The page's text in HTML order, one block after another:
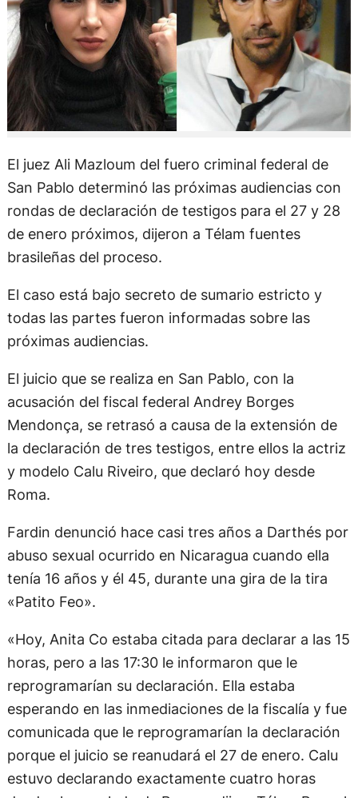
El juez Ali Mazloum del fuero criminal federal de
San Pablo determinó las próximas audiencias con
rondas de declaración de testigos para el 27 y 28
de enero próximos, dijeron a Télam fuentes
brasileñas del proceso.
El caso está bajo secreto de sumario estricto y
todas las partes fueron informadas sobre las
próximas audiencias.
El juicio que se realiza en San Pablo, con la
acusación del fiscal federal Andrey Borges
Mendonça, se retrasó a causa de la extensión de
la declaración de tres testigos, entre ellos la actriz
y modelo Calu Riveiro, que declaró hoy desde
Roma.
Fardin denunció hace casi tres años a Darthés por
abuso sexual ocurrido en Nicaragua cuando ella
tenía 16 años y él 45, durante una gira de la tira
«Patito Feo».
«Hoy, Anita Co estaba citada para declarar a las 15
horas, pero a las 17:30 le informaron que le
reprogramarían su declaración. Ella estaba
esperando en las inmediaciones de la fiscalía y fue
comunicada que le reprogramarían la declaración
porque el juicio se reanudará el 27 de enero. Calu
estuvo declarando exactamente cuatro horas